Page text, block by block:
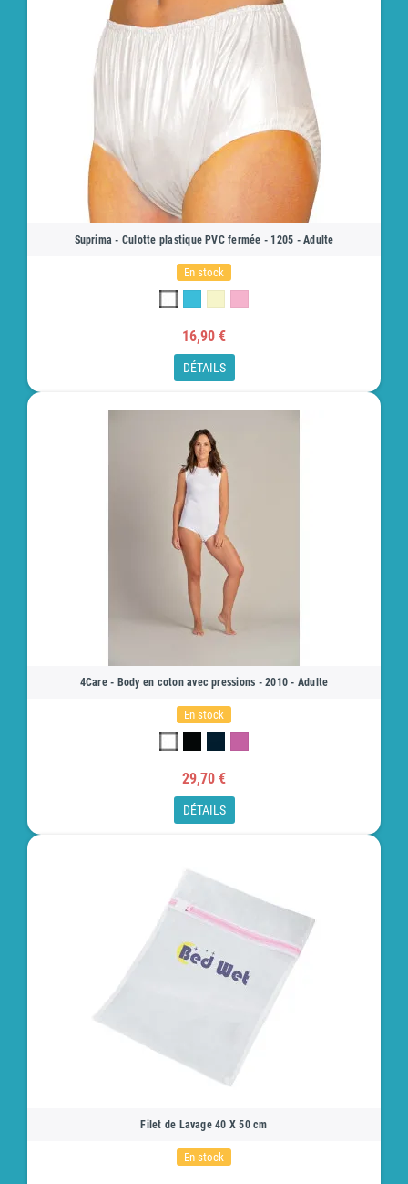
Suprima - Culotte plastique PVC fermée - 1205 - Adulte
En stock
16,90 €
DÉTAILS
4Care - Body en coton avec pressions - 2010 - Adulte
En stock
29,70 €
DÉTAILS
Filet de Lavage 40 X 50 cm
En stock